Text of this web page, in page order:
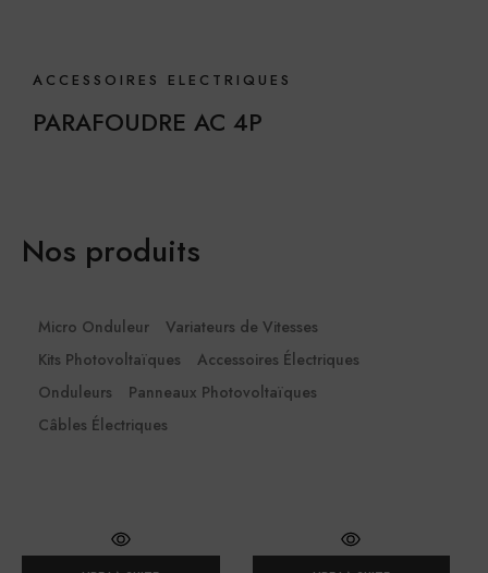
ACCESSOIRES ELECTRIQUES
PARAFOUDRE AC 4P
Nos produits
Micro Onduleur
Variateurs de Vitesses
Kits Photovoltaïques
Accessoires Électriques
Onduleurs
Panneaux Photovoltaïques
Câbles Électriques